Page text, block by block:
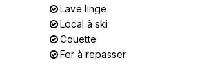
Lave linge
Local à ski
Couette
Fer à repasser